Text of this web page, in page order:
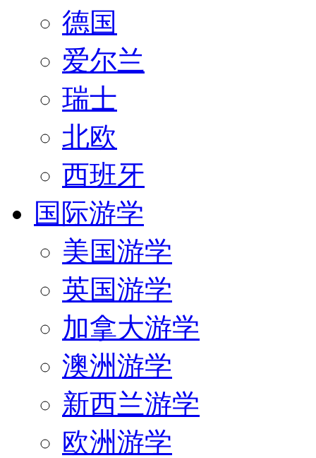
德国
爱尔兰
瑞士
北欧
西班牙
国际游学
美国游学
英国游学
加拿大游学
澳洲游学
新西兰游学
欧洲游学